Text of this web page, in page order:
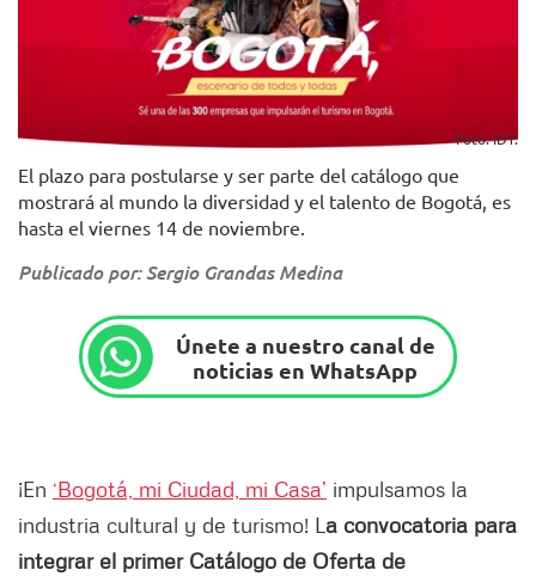
Foto: IDT.
El plazo para postularse y ser parte del catálogo que
mostrará al mundo la diversidad y el talento de Bogotá, es
hasta el viernes 14 de noviembre.
Publicado por: Sergio Grandas Medina
Únete a nuestro canal de
noticias en WhatsApp
¡En ‘Bogotá, mi Ciudad, mi Casa’ impulsamos la
industria cultural y de turismo! L a convocatoria para
integrar el primer Catálogo de Oferta de